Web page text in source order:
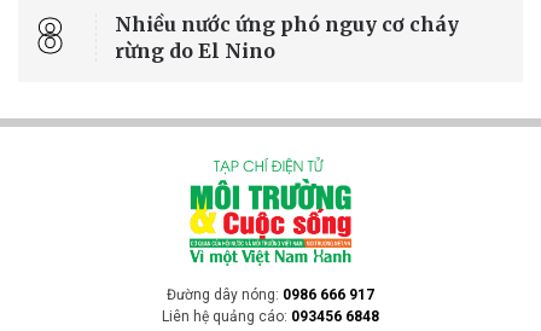
8
Nhiều nước ứng phó nguy cơ cháy
rừng do El Nino
Đường dây nóng: 0986 666 917
Liên hệ quảng cáo: 093456 6848